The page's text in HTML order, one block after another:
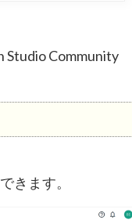
Studio Community
できます。